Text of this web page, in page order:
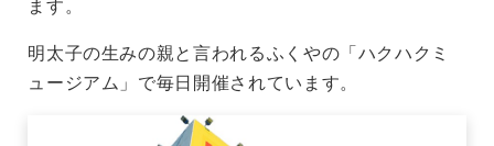
ます。
明太子の生みの親と言われるふくやの「ハクハクミ
ュージアム」で毎日開催されています。